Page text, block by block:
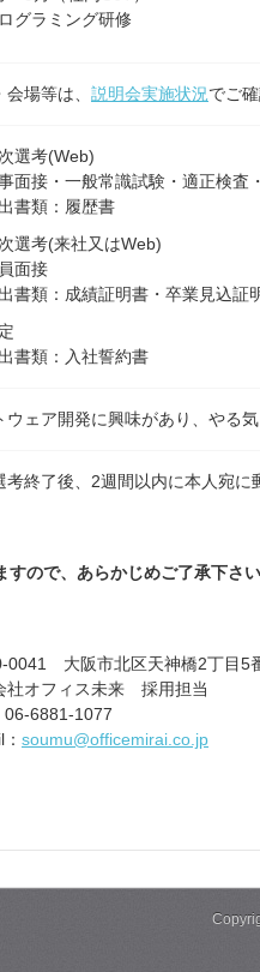
グラミング研修
会場等は、 説明会実施状況でご
選考(Web)
面接・一般常識試験・適正検査
書類：履歴書
選考(来社又はWeb)
面接
書類：成績証明書・卒業見込証
書類：入社誓約書
ウェア開発に興味があり、やる
考終了後、2週間以内に本人宛に
ので、あらかじめご了承下さい
0041 大阪市北区天神橋2丁目5
社オフィス未来 採用担当
06-6881-1077
soumu@officemirai.co.jp